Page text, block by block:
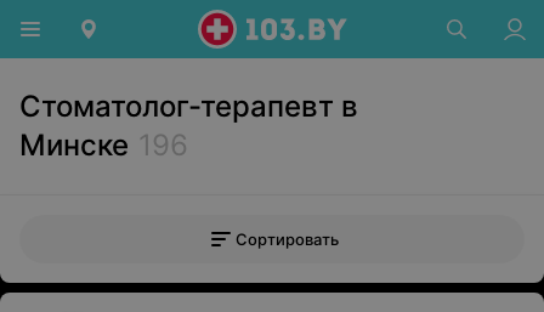
Стоматолог-терапевт в
Минске 196
Сортировать